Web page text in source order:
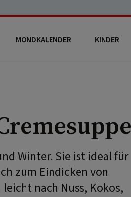
MONDKALENDER KINDER
Winter. Sie ist ideal für
zum Eindicken von
nach Nuss, Kokos,